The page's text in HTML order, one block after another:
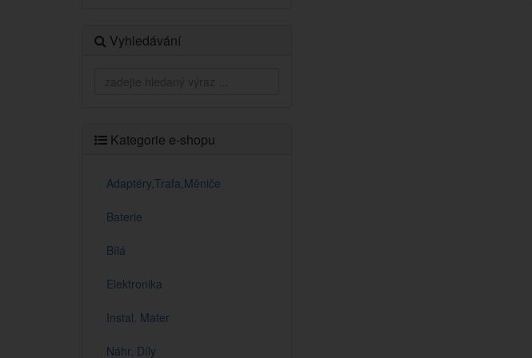
Vyhledávání
Kategorie e-shopu
Adaptéry,Trafa,Měniče
Baterie
Bílá
Elektronika
Instal. Mater
Náhr. Díly